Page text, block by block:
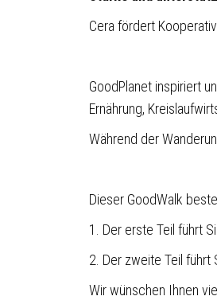
Cera fördert
GoodPlanet inspiriert
Ernährung,
Während der
Dieser GoodWalk
1. Der erste Teil führt
2. Der zweite Teil führt
Wir wünschen Ihnen